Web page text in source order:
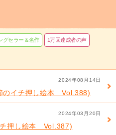
グセラー＆名作 1万回達成者の声
2024年08月14日
のイチ押し絵本 Vol.388)
2024年03月20日
チ押し絵本 Vol.387)